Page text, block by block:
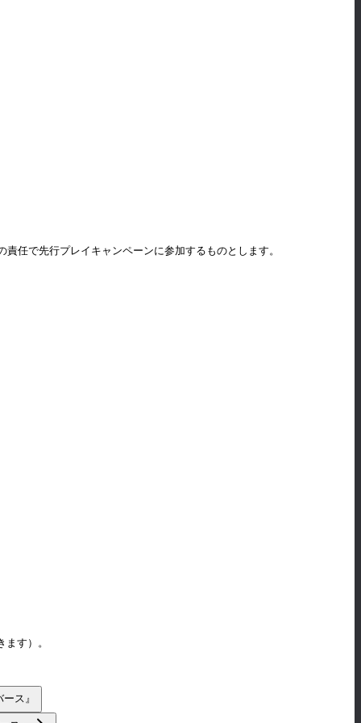
任で先行プレイキャンペーンに参加するものとします。
す）。
ルユニバース』